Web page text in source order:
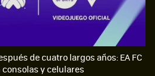
de cuatro largos años: EA FC
consolas y celulares